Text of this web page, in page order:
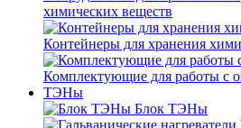
химических веществ
Контейнеры для хранения
Комплектующие для работы с
ТЭНы
Блок ТЭНы